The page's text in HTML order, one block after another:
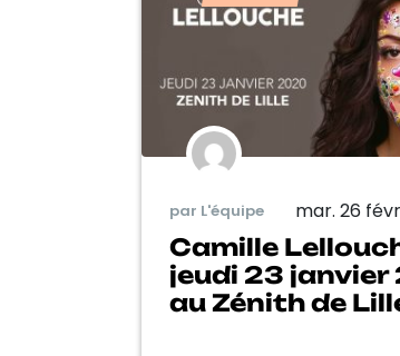
par L'équipe mar. 26
Camille
jeudi 23
au Zénith de